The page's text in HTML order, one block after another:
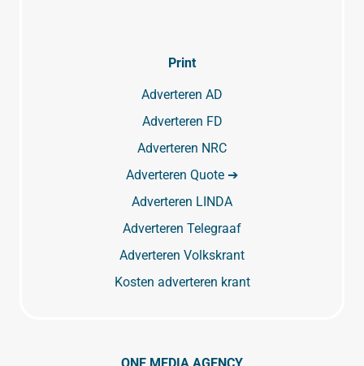
Print
Adverteren AD
Adverteren FD
Adverteren NRC
Adverteren Quote ➔
Adverteren LINDA
Adverteren Telegraaf
Adverteren Volkskrant
Kosten adverteren krant